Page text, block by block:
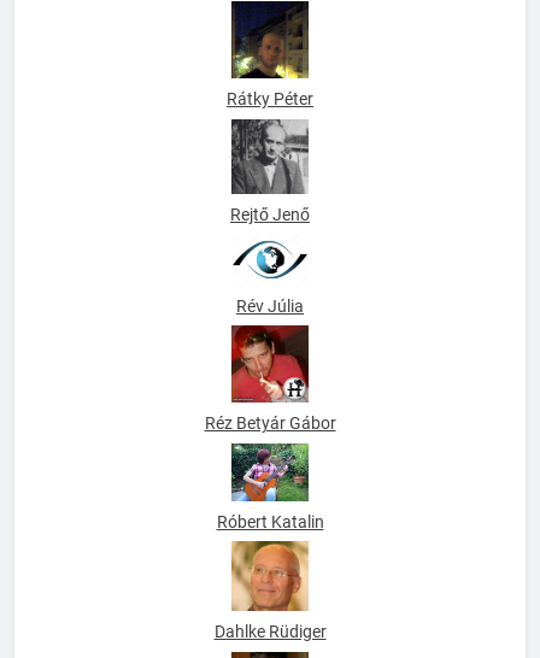
Rátky Péter
Rejtő Jenő
Rév Júlia
Réz Betyár Gábor
Róbert Katalin
Dahlke Rüdiger